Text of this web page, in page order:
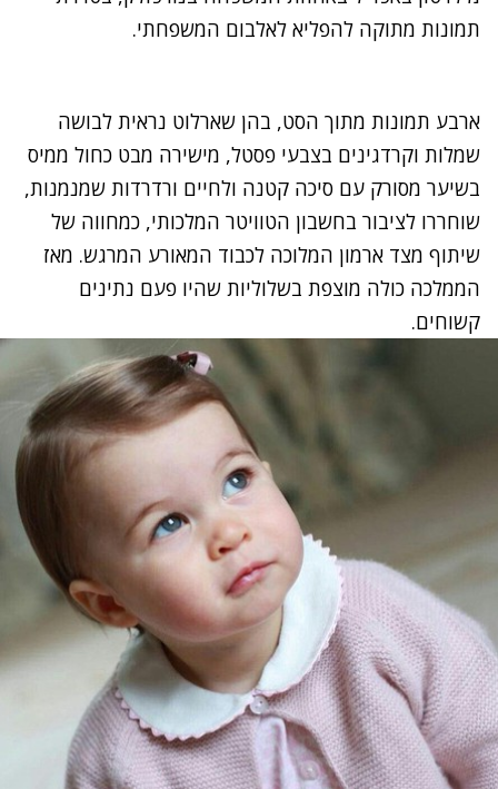
תמונות מתוקה להפליא לאלבום המשפחתי.
ארבע תמונות מתוך הסט, בהן שארלוט נראית לבושה
שמלות וקרדגינים בצבעי פסטל, מישירה מבט כחול ממיס
בשיער מסורק עם סיכה קטנה ולחיים ורדרדות שמנמנות,
שוחררו לציבור בחשבון הטוויטר המלכותי, כמחווה של
שיתוף מצד ארמון המלוכה לכבוד המאורע המרגש. מאז
הממלכה כולה מוצפת בשלוליות שהיו פעם נתינים
קשוחים.